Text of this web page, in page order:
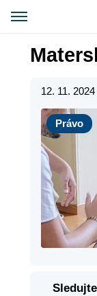
12. 11. 2024
Právo
Právo